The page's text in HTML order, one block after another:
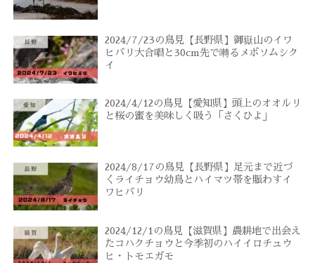
2024/7/23の鳥見【長野県】御嶽山のイワ
ヒバリ大合唱と30cm先で囀るメボソムシク
イ
2024/4/12の鳥見【愛知県】頭上のオオルリ
と桜の蜜を美味しく吸う「さくひよ」
2024/8/17の鳥見【長野県】足元まで近づ
くライチョウ幼鳥とハイマツ帯を賑わすイ
ワヒバリ
2024/12/1の鳥見【滋賀県】農耕地で出会え
たコハクチョウと今季初のハイイロチュウ
ヒ・トモエガモ